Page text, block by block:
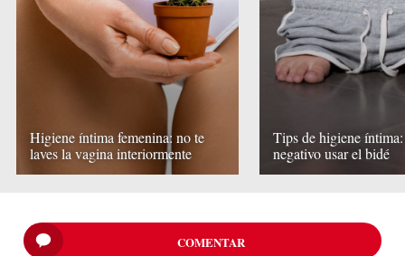
Higiene íntima femenina: no te
laves la vagina interiormente
Tips de higiene
negativo usar el bidé
COMENTAR